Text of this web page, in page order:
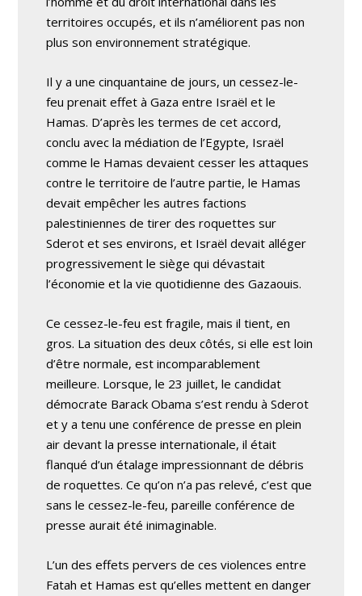
territoires occupés, et ils n’améliorent pas non
plus son environnement stratégique.
Il y a une cinquantaine de jours, un cessez-le-
feu prenait effet à Gaza entre Israël et le
Hamas. D’après les termes de cet accord,
conclu avec la médiation de l’Egypte, Israël
comme le Hamas devaient cesser les attaques
contre le territoire de l’autre partie, le Hamas
devait empêcher les autres factions
palestiniennes de tirer des roquettes sur
Sderot et ses environs, et Israël devait alléger
progressivement le siège qui dévastait
l’économie et la vie quotidienne des Gazaouis.
Ce cessez-le-feu est fragile, mais il tient, en
gros. La situation des deux côtés, si elle est loin
d’être normale, est incomparablement
meilleure. Lorsque, le 23 juillet, le candidat
démocrate Barack Obama s’est rendu à Sderot
et y a tenu une conférence de presse en plein
air devant la presse internationale, il était
flanqué d’un étalage impressionnant de débris
de roquettes. Ce qu’on n’a pas relevé, c’est que
sans le cessez-le-feu, pareille conférence de
presse aurait été inimaginable.
L’un des effets pervers de ces violences entre
Fatah et Hamas est qu’elles mettent en danger